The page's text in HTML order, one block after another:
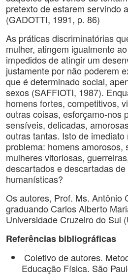
pretexto de estarem servindo
(GADOTTI, 1991, p. 86)
As práticas discriminatórias
mulher, atingem igualmente
impedidos de atingir um
justamente por não poderem
que é determinado social,
sexos (SAFFIOTI, 1987).
homens fortes, competitivos,
outras coisas, esforçamo-nos
sensíveis, delicadas,
outras tantas. Isto de imediato
problema: homens amorosos,
mulheres vitoriosas,
descartados e descartadas
humanísticas?
Os autores, Prof. Ms. Antônio
graduando Carlos Alberto
Universidade Cruzeiro do Sul
Referências bibliográficas
Coletivo de autores.
Educação Física. São